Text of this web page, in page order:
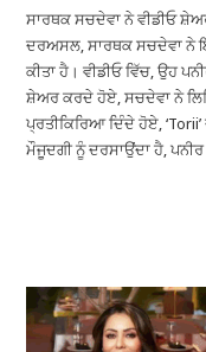
ਸਾਰਥਕ ਸਚਦੇਵਾ ਨੇ ਵੀਡੀਓ
ਦਰਅਸਲ, ਸਾਰਥਕ ਸਚਦੇਵਾ ਨੇ
ਕੀਤਾ ਹੈ। ਵੀਡੀਓ ਵਿੱਚ, ਉਹ
ਸ਼ੇਅਰ ਕਰਦੇ ਹੋਏ, ਸਚਦੇਵਾ ਨੇ
ਪ੍ਰਤੀਕਿਰਿਆ ਦਿੰਦੇ ਹੋਏ,
ਮੌਜੂਦਗੀ ਨੂੰ ਦਰਸਾਉਂਦਾ ਹੈ, ਪਨੀਰ